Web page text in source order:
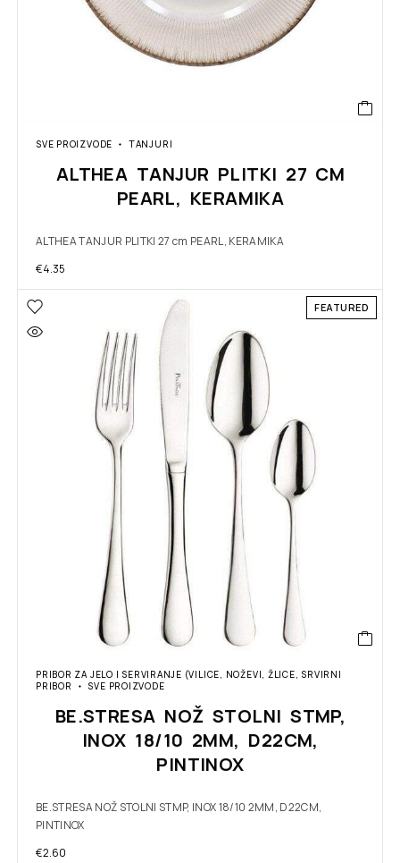
SVE PROIZVODE TANJURI
ALTHEA TANJUR PLITKI 27 CM
PEARL, KERAMIKA
ALTHEA TANJUR PLITKI 27 cm PEARL, KERAMIKA
€4.35
FEATURED
PRIBOR ZA JELO I SERVIRANJE (VILICE, NOŽEVI, ŽLICE, SRVIRNI
PRIBOR
SVE PROIZVODE
BE.STRESA NOŽ STOLNI STMP,
INOX 18/10 2MM, D22CM,
PINTINOX
BE.STRESA NOŽ STOLNI STMP, INOX 18/10 2MM, D22CM,
PINTINOX
€2.60